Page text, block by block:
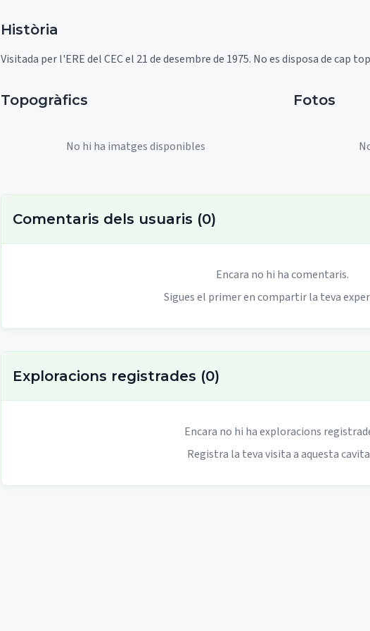
Història
Visitada per l'ERE del CEC el 21 de desembre de 1975. No es disposa de cap
Topogràfics
No hi ha imatges disponibles
Fotos
Comentaris dels usuaris (0)
Encara no hi ha comentaris.
Sigues el primer en compartir la teva
Exploracions registrades (0)
Encara no hi ha exploracions
Registra la teva visita a aquesta